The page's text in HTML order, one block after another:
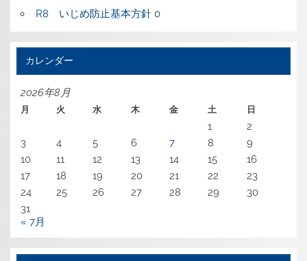
R8 いじめ防止基本方針0
カレンダー
2026年8月
月 火 水 木 金 土 日
1
2
3
4 5 6 7 8
9
10
11 12 13 14 15
16
17
18 19 20 21 22
23
24
25 26 27 28 29
30
31
« 7月